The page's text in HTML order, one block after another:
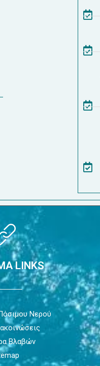
LINKS
Νερού
Βλαβών